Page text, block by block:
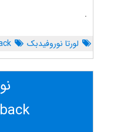
.
لورتا نوروفیدبک